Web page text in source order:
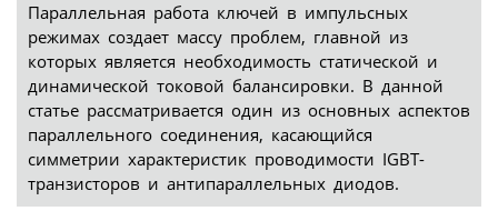
Параллельная работа ключей в импульсных
режимах создает массу проблем, главной из
которых является необходимость статической и
динамической токовой балансировки. В данной
статье рассматривается один из основных аспектов
параллельного соединения, касающийся
симметрии характеристик проводимости IGBT-
транзисторов и антипараллельных диодов.